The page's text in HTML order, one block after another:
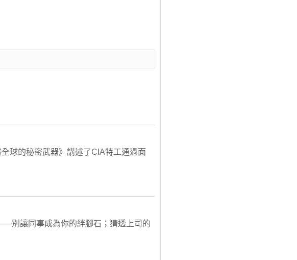
球的秘密武器》講述了CIA特工通過面
別讓同事成為你的絆腳石；猜透上司的